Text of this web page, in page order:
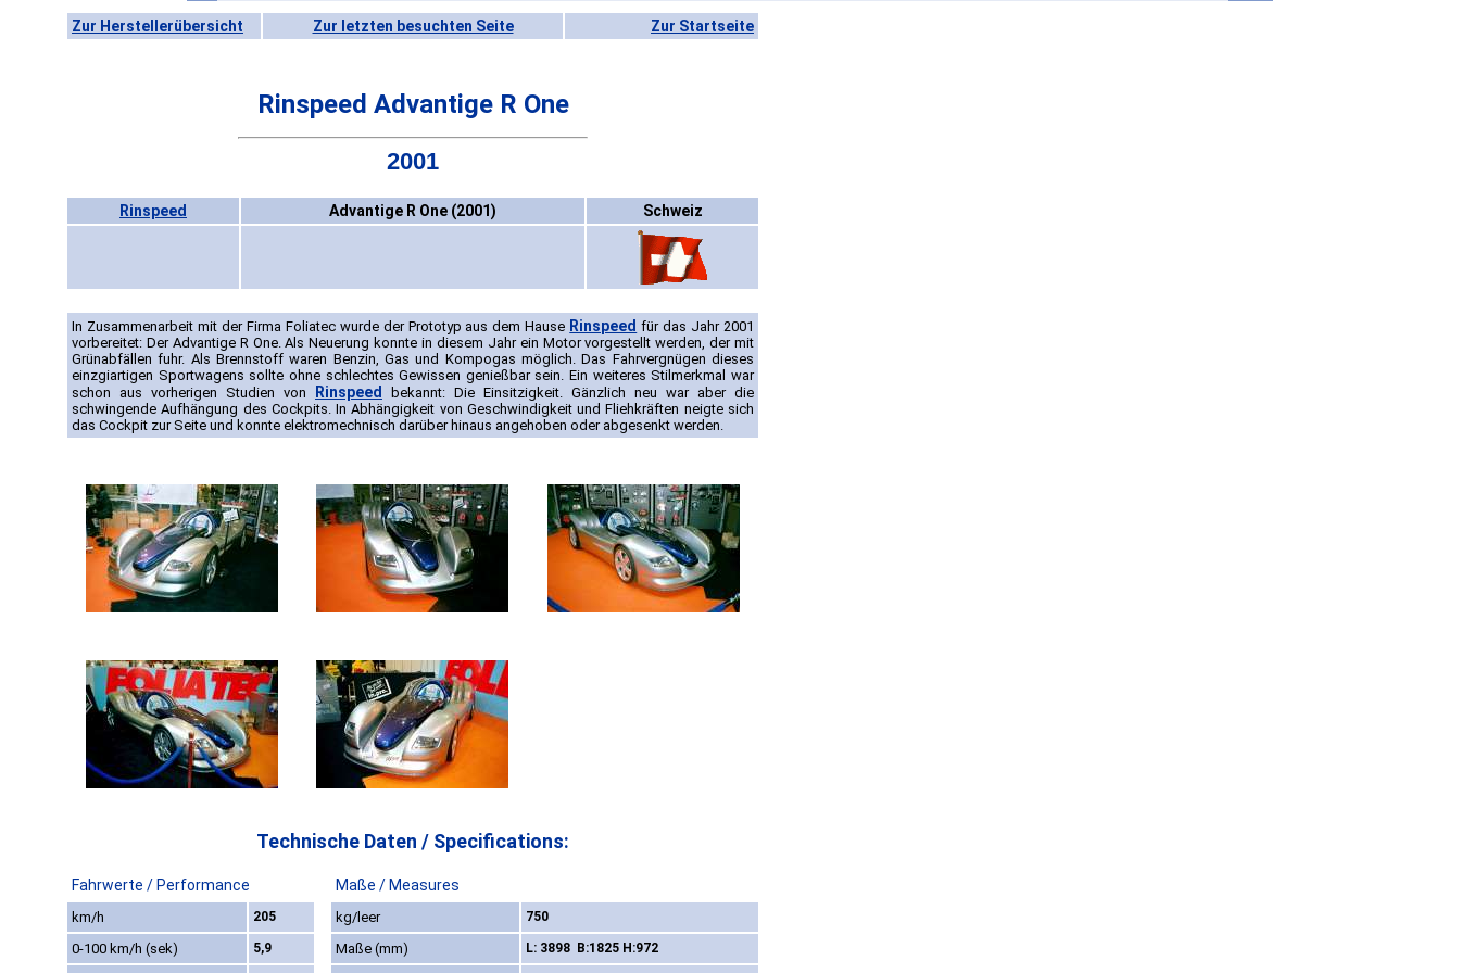
Zur Herstellerübersicht Zur letzten besuchten Seite Zur Startseite
Rinspeed Advantige R One
2001
Rinspeed Advantige R One (2001) Schweiz
In Zusammenarbeit mit der Firma Foliatec wurde der Prototyp aus dem Hause Rinspeed für das Jahr 2001
vorbereitet: Der Advantige R One. Als Neuerung konnte in diesem Jahr ein Motor vorgestellt werden, der mit
Grünabfällen fuhr. Als Brennstoff waren Benzin, Gas und Kompogas möglich. Das Fahrvergnügen dieses
einzgiartigen Sportwagens sollte ohne schlechtes Gewissen genießbar sein. Ein weiteres Stilmerkmal war
schon aus vorherigen Studien von
Rinspeed
bekannt: Die Einsitzigkeit. Gänzlich neu war aber die
schwingende Aufhängung des Cockpits. In Abhängigkeit von Geschwindigkeit und Fliehkräften neigte sich
das Cockpit zur Seite und konnte elektromechnisch darüber hinaus angehoben oder abgesenkt werden.
Technische Daten / Specifications:
Fahrwerte / Performance Maße / Measures
km/h 205 kg/leer 750
0-100 km/h (sek) 5,9 Maße (mm) L: 3898 B:1825 H:972